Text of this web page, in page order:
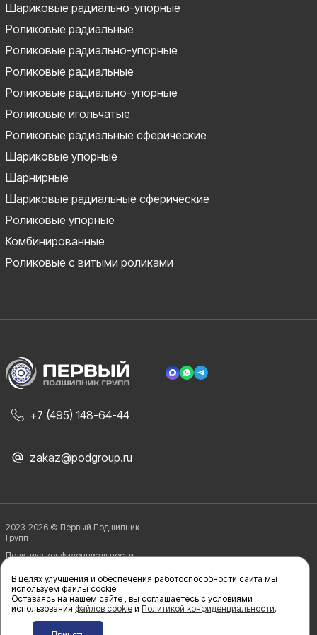
В целях улучшения и обеспечения работоспособности сайта мы
используем файлы сookie.
Оставаясь на нашем сайте , вы соглашаетесь с условиями
использования файлов cookie и Политикой конфиденциальности.
Шариковые радиально-упорные
Роликовые радиальные
Роликовые радиально-упорные
Роликовые радиальные
Роликовые радиально-упорные
Роликовые игольчатые
Роликовые радиальные сферические
Шариковые упорные
Шарнирные
Шариковые радиальные сферические
Роликовые упорные
Комбинированные
Роликовые с витыми роликами
+7 (495) 148-64-44
zakaz@podgroup.ru
2023-2026 © Первый Подшипник
Групп
Политика конфиденциальности
Политика в отношении обработки и защиты персональных данных